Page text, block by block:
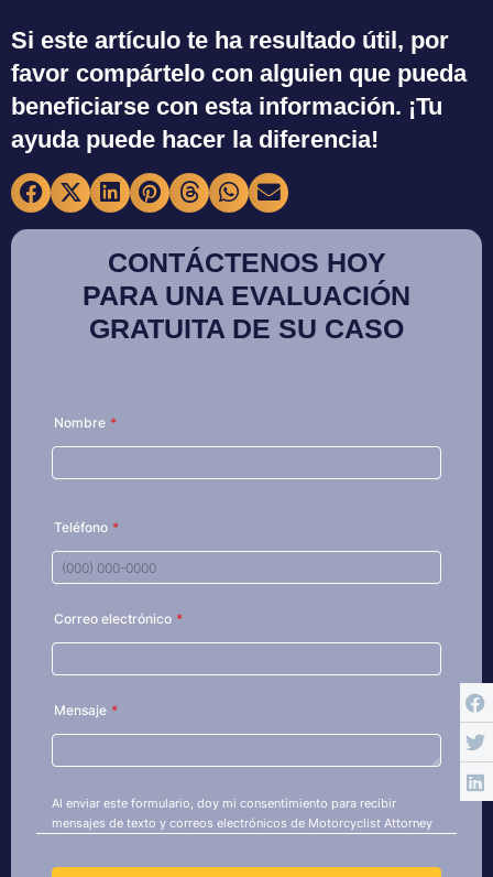
Si este artículo te ha resultado útil, por
favor compártelo con alguien que pueda
beneficiarse con esta información. ¡Tu
ayuda puede hacer la diferencia!
CONTÁCTENOS HOY
PARA UNA EVALUACIÓN
GRATUITA DE SU CASO